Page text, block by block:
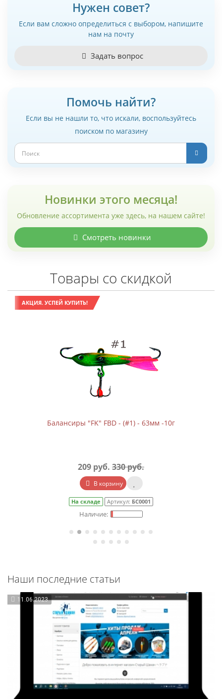
Нужен совет?
Если вам сложно определиться с выбором, напишите
нам на почту
Задать вопрос
Помочь найти?
Если вы не нашли то, что искали, воспользуйтесь
поиском по магазину
Новинки этого месяца!
Обновление ассортимента уже здесь, на нашем сайте!
Смотреть новинки
Товары со скидкой
АКЦИЯ. УСПЕЙ КУПИТЬ!
Балансиры "FK" FBD - (#1) - 63мм -10г
209 руб. 330 руб.
В корзину
На складе Артикул: БС0001
Наши последние статьи
11.06.2023